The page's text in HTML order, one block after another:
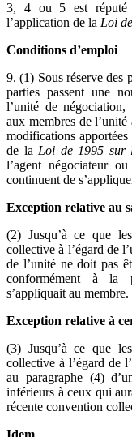
3, 4 ou 5 est réputé
l’application de la Loi
Conditions d’emploi
9. (1) Sous réserve des
parties passent une
l’unité de
aux membres de
modifications
de la Loi de 1995 sur
l’agent négociateur
continuent de
Exception relative au
(2) Jusqu’à ce que
collective à l’égard de
de l’unité ne doit pas
conformément à la
s’appliquait au membre.
Exception relative à
(3) Jusqu’à ce que
collective à l’égard de
au paragraphe (4)
inférieurs à ceux qui
récente convention
Idem